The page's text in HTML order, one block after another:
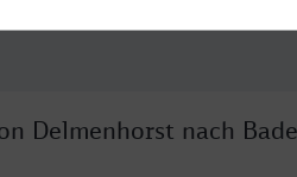
Delmenhorst nach